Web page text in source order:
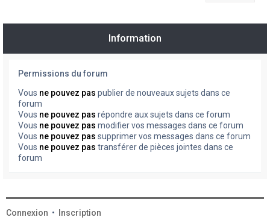
Information
Permissions du forum
Vous ne pouvez pas publier de nouveaux sujets dans ce
forum
Vous ne pouvez pas répondre aux sujets dans ce forum
Vous ne pouvez pas modifier vos messages dans ce forum
Vous ne pouvez pas supprimer vos messages dans ce forum
Vous ne pouvez pas transférer de pièces jointes dans ce
forum
Connexion • Inscription